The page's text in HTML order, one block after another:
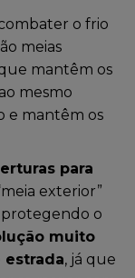
o frio
meias
mantêm os
mesmo
e mantêm os
para
exterior”
protegendo o
muito
estrada, já que